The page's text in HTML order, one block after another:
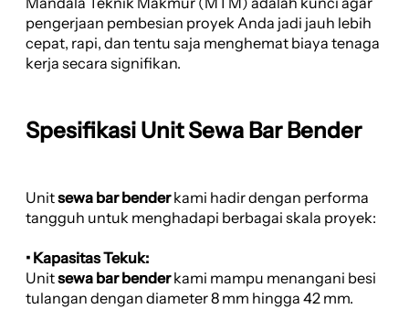
pengerjaan pembesian proyek Anda jadi jauh lebih
cepat, rapi, dan tentu saja menghemat biaya tenaga
kerja secara signifikan.
Spesifikasi Unit Sewa Bar Bender
Unitsewa bar benderkami hadir dengan performa
tangguh untuk menghadapi berbagai skala proyek:
• Kapasitas Tekuk:
Unitsewa bar benderkami mampu menangani besi
tulangan dengan diameter 8 mm hingga 42 mm.